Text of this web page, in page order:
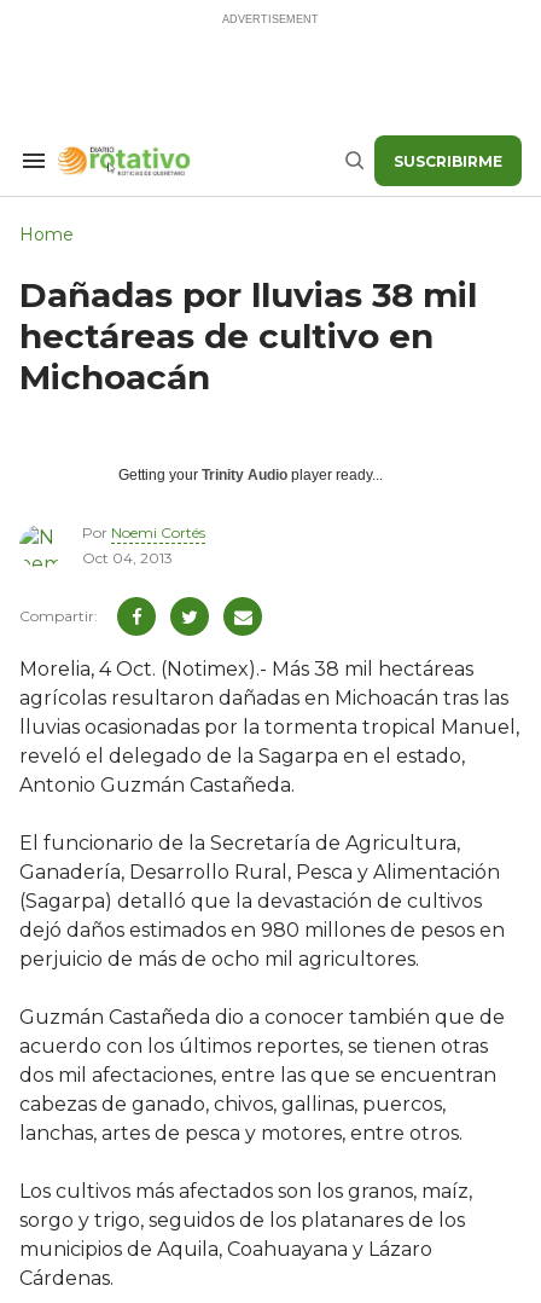
Search
Buscar SUSCRIBIRME
Home
Dañadas por lluvias 38 mil
hectáreas de cultivo en
Michoacán
Getting your Trinity Audio player ready...
Por Noemi Cortés
Oct 04, 2013
Morelia, 4 Oct. (Notimex).- Más 38 mil hectáreas
agrícolas resultaron dañadas en Michoacán tras las
lluvias ocasionadas por la tormenta tropical Manuel,
reveló el delegado de la Sagarpa en el estado,
Antonio Guzmán Castañeda.
El funcionario de la Secretaría de Agricultura,
Ganadería, Desarrollo Rural, Pesca y Alimentación
(Sagarpa) detalló que la devastación de cultivos
dejó daños estimados en 980 millones de pesos en
perjuicio de más de ocho mil agricultores.
Guzmán Castañeda dio a conocer también que de
acuerdo con los últimos reportes, se tienen otras
dos mil afectaciones, entre las que se encuentran
cabezas de ganado, chivos, gallinas, puercos,
lanchas, artes de pesca y motores, entre otros.
Los cultivos más afectados son los granos, maíz,
sorgo y trigo, seguidos de los platanares de los
municipios de Aquila, Coahuayana y Lázaro
Cárdenas.